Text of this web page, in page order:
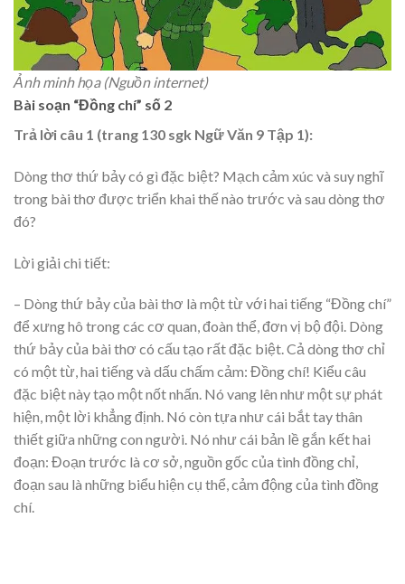
Ảnh minh họa (Nguồn internet)
Bài soạn “Đồng chí” số 2
Trả lời câu 1 (trang 130 sgk Ngữ Văn 9 Tập 1):
Dòng thơ thứ bảy có gì đặc biệt? Mạch cảm xúc và suy nghĩ
trong bài thơ được triển khai thế nào trước và sau dòng thơ
đó?
Lời giải chi tiết:
– Dòng thứ bảy của bài thơ là một từ với hai tiếng “Đồng chí”
để xưng hô trong các cơ quan, đoàn thể, đơn vị bộ đội. Dòng
thứ bảy của bài thơ có cấu tạo rất đặc biệt. Cả dòng thơ chỉ
có một từ, hai tiếng và dấu chấm cảm: Đồng chí! Kiểu câu
đặc biệt này tạo một nốt nhấn. Nó vang lên như một sự phát
hiện, một lời khẳng định. Nó còn tựa như cái bắt tay thân
thiết giữa những con người. Nó như cái bản lề gắn kết hai
đoạn: Đoạn trước là cơ sở, nguồn gốc của tình đồng chỉ,
đoạn sau là những biểu hiện cụ thể, cảm động của tình đồng
chí.